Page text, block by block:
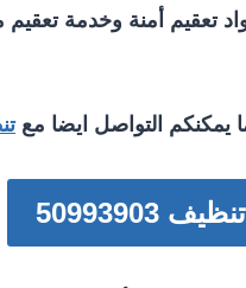
تعقيم أمنة وخدمة
يمكنكم التواصل ايضا مع